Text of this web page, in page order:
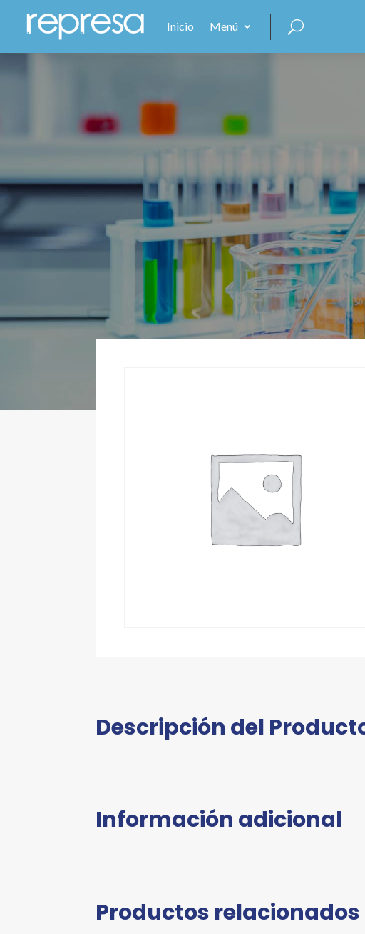
Inicio Menú
Descripción del
Información adicional
Productos relacionados